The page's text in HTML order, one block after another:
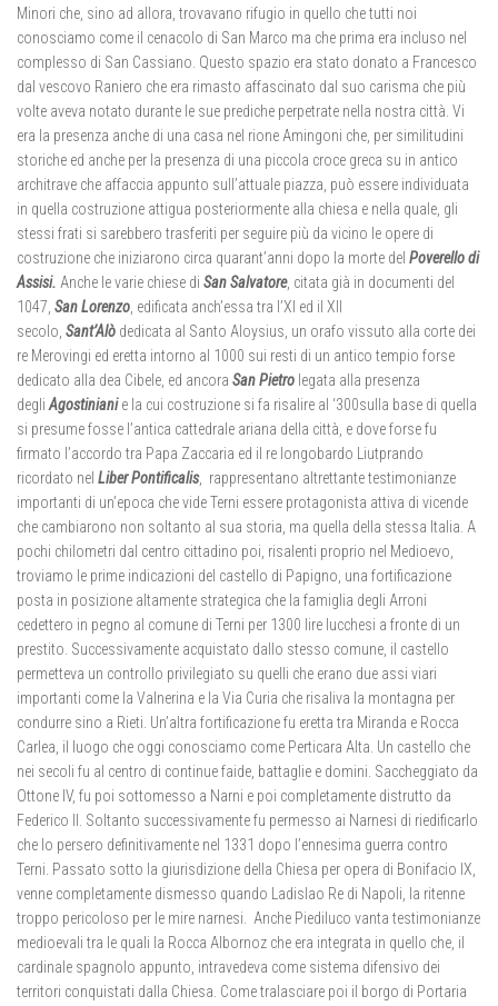
Minori che, sino ad allora, trovavano rifugio in quello che tutti noi
conosciamo come il cenacolo di San Marco ma che prima era incluso nel
complesso di San Cassiano. Questo spazio era stato donato a Francesco
dal vescovo Raniero che era rimasto affascinato dal suo carisma che più
volte aveva notato durante le sue prediche perpetrate nella nostra città. Vi
era la presenza anche di una casa nel rione Amingoni che, per similitudini
storiche ed anche per la presenza di una piccola croce greca su in antico
architrave che affaccia appunto sull’attuale piazza, può essere individuata
in quella costruzione attigua posteriormente alla chiesa e nella quale, gli
stessi frati si sarebbero trasferiti per seguire più da vicino le opere di
costruzione che iniziarono circa quarant’anni dopo la morte del Poverello di
Assisi. Anche le varie chiese di San Salvatore, citata già in documenti del
1047, San Lorenzo , edificata anch’essa tra l’XI ed il XII
secolo, Sant’Alò dedicata al Santo Aloysius, un orafo vissuto alla corte dei
re Merovingi ed eretta intorno al 1000 sui resti di un antico tempio forse
dedicato alla dea Cibele, ed ancora San Pietro legata alla presenza
degli Agostinianie la cui costruzione si fa risalire al ‘300sulla base di quella
si presume fosse l’antica cattedrale ariana della città, e dove forse fu
firmato l’accordo tra Papa Zaccaria ed il re longobardo Liutprando
ricordato nel Liber Pontificalis, rappresentano altrettante testimonianze
importanti di un’epoca che vide Terni essere protagonista attiva di vicende
che cambiarono non soltanto al sua storia, ma quella della stessa Italia. A
pochi chilometri dal centro cittadino poi, risalenti proprio nel Medioevo,
troviamo le prime indicazioni del castello di Papigno, una fortificazione
posta in posizione altamente strategica che la famiglia degli Arroni
cedettero in pegno al comune di Terni per 1300 lire lucchesi a fronte di un
prestito. Successivamente acquistato dallo stesso comune, il castello
permetteva un controllo privilegiato su quelli che erano due assi viari
importanti come la Valnerina e la Via Curia che risaliva la montagna per
condurre sino a Rieti. Un’altra fortificazione fu eretta tra Miranda e Rocca
Carlea, il luogo che oggi conosciamo come Perticara Alta. Un castello che
nei secoli fu al centro di continue faide, battaglie e domini. Saccheggiato da
Ottone IV, fu poi sottomesso a Narni e poi completamente distrutto da
Federico II. Soltanto successivamente fu permesso ai Narnesi di riedificarlo
che lo persero definitivamente nel 1331 dopo l’ennesima guerra contro
Terni. Passato sotto la giurisdizione della Chiesa per opera di Bonifacio IX,
venne completamente dismesso quando Ladislao Re di Napoli, la ritenne
troppo pericoloso per le mire narnesi. Anche Piediluco vanta testimonianze
medioevali tra le quali la Rocca Albornoz che era integrata in quello che, il
cardinale spagnolo appunto, intravedeva come sistema difensivo dei
territori conquistati dalla Chiesa. Come tralasciare poi il borgo di Portaria